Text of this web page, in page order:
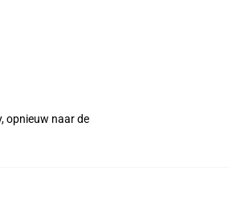
opnieuw naar de